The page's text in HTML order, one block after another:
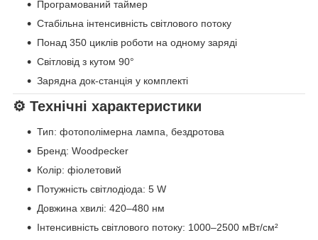
Програмований таймер
Стабільна інтенсивність світлового потоку
Понад 350 циклів роботи на одному заряді
Світловід з кутом 90°
Зарядна док-станція у комплекті
⚙️ Технічні характеристики
Тип: фотополімерна лампа, бездротова
Бренд: Woodpecker
Колір: фіолетовий
Потужність світлодіода: 5 W
Довжина хвилі: 420–480 нм
Інтенсивність світлового потоку: 1000–2500 мВт/см²